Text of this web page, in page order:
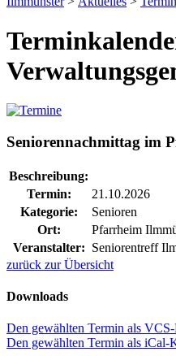
Seniorennachmittag im
Beschreibung:
Termin:
21.10.2026
Kategorie:
Senioren
Ort:
Pfarrheim
Veranstalter: Seniorentreff
zurück zur Übersicht
Downloads
Den gewählten Termin als
Den gewählten Termin als iCal-